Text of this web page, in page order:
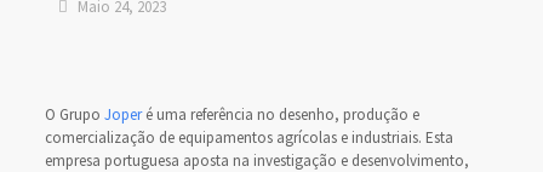
Maio 24, 2023
O Grupo Joperé uma referência no desenho, produção e
comercialização de equipamentos agrícolas e industriais. Esta
empresa portuguesa aposta na investigação e desenvolvimento,